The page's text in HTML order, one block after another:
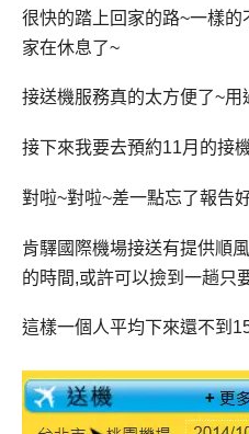
很快的踏上回家的路~一樣
家在休息了~
接送機服務真的太方便了~
接下來我要去預約11月的接
對啦~對啦~差一點忘了報告
肯驛國際機場接送有提供順
的時間,或許可以撿到一趟只
這樣一個人平均下來還不到